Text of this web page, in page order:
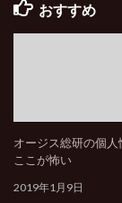
おすすめ
オージス総研の個人
ここが怖い
2019年1月9日